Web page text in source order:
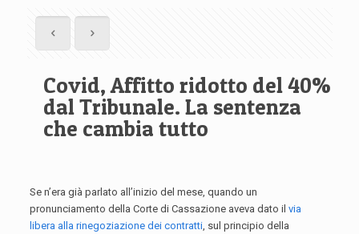
Covid, Affitto ridotto del 40%
dal Tribunale. La sentenza
che cambia tutto
Se n’era già parlato all’inizio del mese, quando un
pronunciamento della Corte di Cassazione aveva dato ilvia
libera alla rinegoziazione dei contratti, sul principio della